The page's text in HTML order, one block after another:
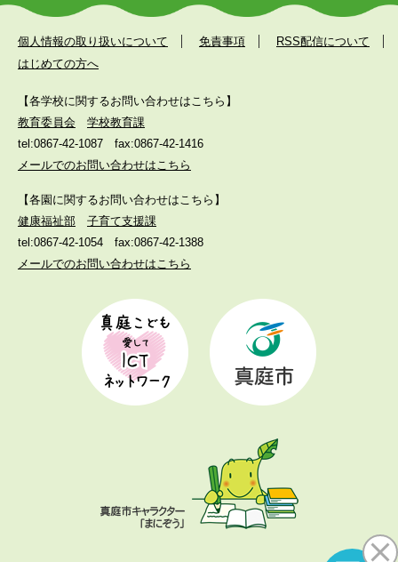
個人情報の取り扱いについて 免責事項
RSS配信について
はじめての方へ
【各学校に関するお問い合わせはこちら】
教育委員会
学校教育課
tel:0867-42-1087
fax:0867-42-1416
メールでのお問い合わせはこちら
【各園に関するお問い合わせはこちら】
健康福祉部
子育て支援課
tel:0867-42-1054
fax:0867-42-1388
メールでのお問い合わせはこちら